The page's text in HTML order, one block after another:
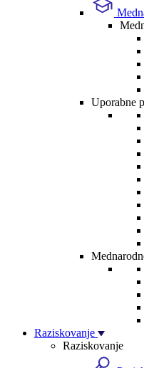
Uporabne
Raziskovanje
Raziskovanje